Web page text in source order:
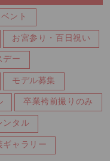
ント
お宮参り・百日祝い
デー
モデル募集
卒業袴前撮りのみ
ンタル
ギャラリー